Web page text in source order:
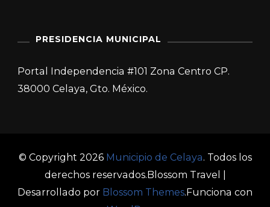
PRESIDENCIA MUNICIPAL
Portal Independencia #101 Zona Centro CP.
38000 Celaya, Gto. México.
© Copyright 2026 Municipio de Celaya. Todos los
derechos reservados.Blossom Travel |
Desarrollado por Blossom Themes.Funciona con